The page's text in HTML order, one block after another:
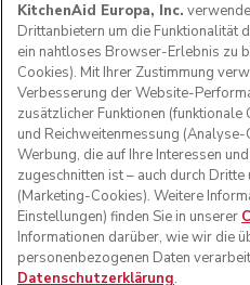
FOLGEN
KitchenAid Europa, Inc.
Drittanbietern um die Funktionalität
ein nahtloses Browser-Erlebnis zu
Cookies). Mit Ihrer Zustimmung
Verbesserung der Website-
zusätzlicher Funktionen
und Reichweitenmessung
Werbung, die auf Ihre Interessen
zugeschnitten ist – auch durch
(Marketing-Cookies). Weitere
Einstellungen) finden Sie in unserer
Informationen darüber, wie wir die
personenbezogenen Daten
Datenschutzerklärung.